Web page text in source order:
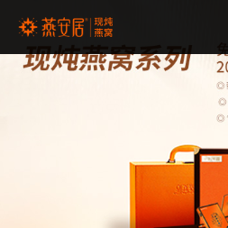
品牌介绍
新闻中心